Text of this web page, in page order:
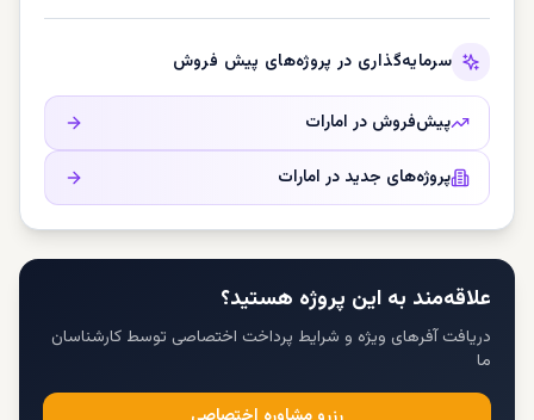
سرمایه‌گذاری در پروژه‌های پیش فروش
پیش‌فروش در امارات
پروژه‌های جدید در امارات
علاقه‌مند به این پروژه هستید؟
دریافت آفرهای ویژه و شرایط پرداخت اختصاصی توسط کارشناسان
ما